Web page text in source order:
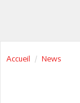
Accueil News